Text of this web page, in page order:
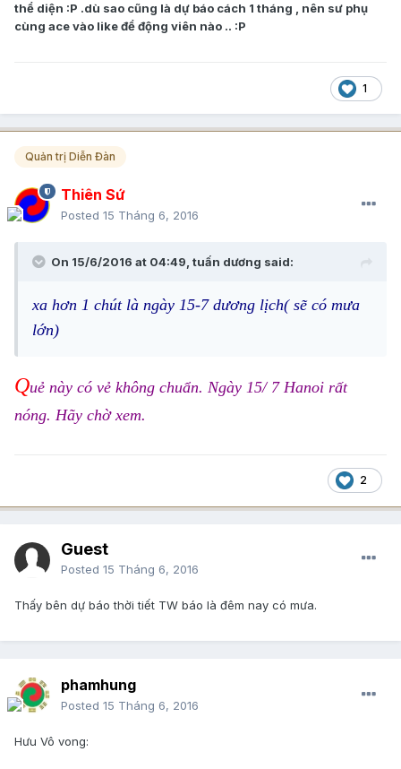
thể diện :P .dù sao cũng là dự báo cách 1 tháng , nên sư phụ
cùng ace vào like để động viên nào .. :P
1
Quản trị Diễn Đàn
Thiên Sứ
Posted 15 Tháng 6, 2016
On 15/6/2016 at 04:49, tuấn dương said:
xa hơn 1 chút là ngày 15-7 dương lịch( sẽ có mưa
lớn)
Quẻ này có vẻ không chuẩn. Ngày 15/ 7 Hanoi rất
nóng. Hãy chờ xem.
2
Guest
Posted 15 Tháng 6, 2016
Thấy bên dự báo thời tiết TW báo là đêm nay có mưa.
phamhung
Posted 15 Tháng 6, 2016
Hưu Vô vong: